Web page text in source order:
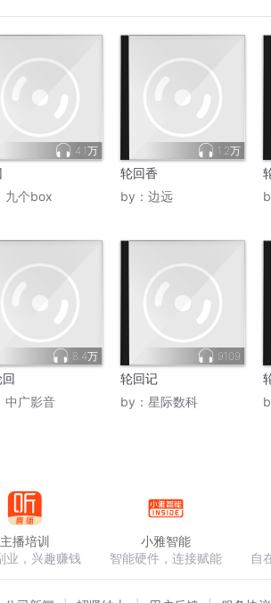
4.1万
九个box
1.2万
轮回香
by： 边远
8.4万
中广影音
9109
轮回记
by： 星际数科
主播培训
业，兴趣赚钱
小雅智能
智能硬件，连接赋能
自